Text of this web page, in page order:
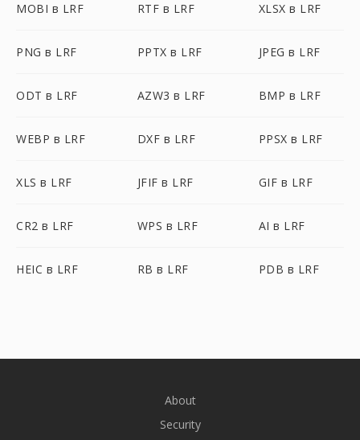
MOBI в LRF RTF в LRF XLSX в LRF
PNG в LRF PPTX в LRF JPEG в LRF
ODT в LRF AZW3 в LRF BMP в LRF
WEBP в LRF DXF в LRF PPSX в LRF
XLS в LRF JFIF в LRF GIF в LRF
CR2 в LRF WPS в LRF AI в LRF
HEIC в LRF RB в LRF PDB в LRF
About
Security